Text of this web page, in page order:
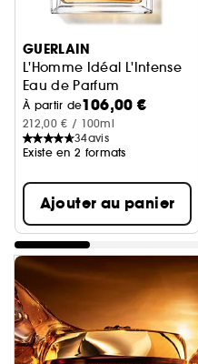
Ignorer le carrousel produits
GUERLAIN
L'Homme Idéal L'Intense
Eau de Parfum
À partir de106,00 €
212,00 € / 100ml
34avis
Existe en 2 formats
Ajouter au panier